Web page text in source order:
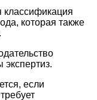
классификация
которая также
если